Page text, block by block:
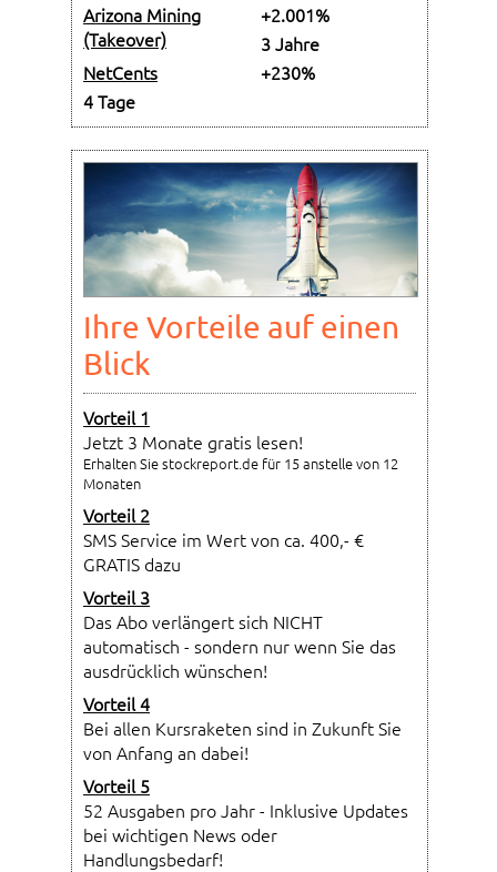
Arizona Mining
(Takeover)
+2.001%
3 Jahre
NetCents
+230%
4 Tage
Ihre Vorteile auf einen
Blick
Vorteil 1
Jetzt 3 Monate gratis lesen!
Erhalten Sie stockreport.de für 15 anstelle von 12
Monaten
Vorteil 2
SMS Service im Wert von ca. 400,- €
GRATIS dazu
Vorteil 3
Das Abo verlängert sich NICHT
automatisch - sondern nur wenn Sie das
ausdrücklich wünschen!
Vorteil 4
Bei allen Kursraketen sind in Zukunft Sie
von Anfang an dabei!
Vorteil 5
52 Ausgaben pro Jahr - Inklusive Updates
bei wichtigen News oder
Handlungsbedarf!